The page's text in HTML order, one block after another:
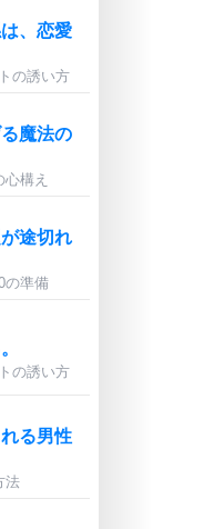
、恋愛
の誘い方
魔法の
構え
途切れ
の準備
の誘い方
る男性
法